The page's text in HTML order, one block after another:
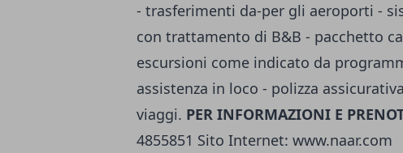
- trasferimenti da-per gli aeroporti -
con trattamento di B&B - pacchetto
escursioni come indicato da
assistenza in loco - polizza
viaggi. PER INFORMAZIONI E
4855851 Sito Internet: www.naar.com